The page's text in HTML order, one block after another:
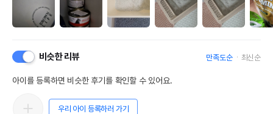
비슷한 리뷰 만족도순 최신순
아이를 등록하면 비슷한 후기를 확인할 수 있어요.
우리 아이 등록하러 가기